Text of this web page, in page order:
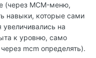
(через MCM-меню,
навыки, которые сами
на
к уровню, само
mcm определять).